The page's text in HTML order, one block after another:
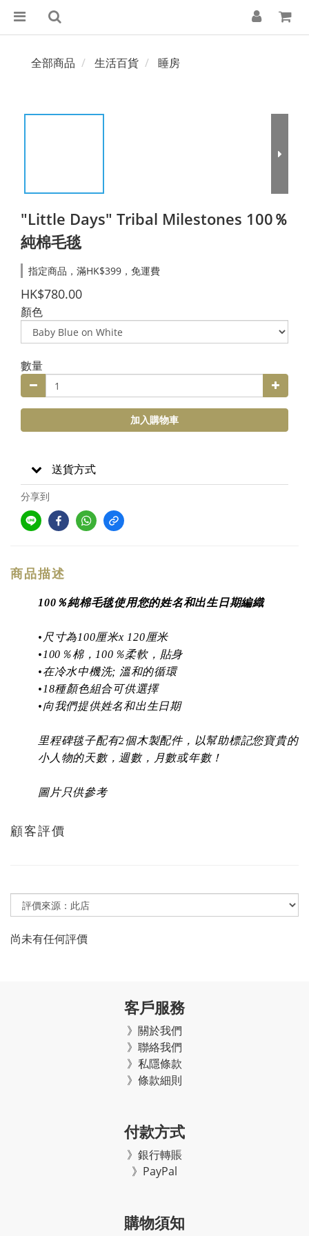
全部商品 生活百貨 睡房
"Little Days" Tribal Milestones 100％
純棉毛毯
指定商品，滿HK$399，免運費
HK$780.00
顏色
數量
加入購物車
送貨方式
分享到
商品描述
100％純棉毛毯使用您的姓名和出生日期編織
•尺寸為100厘米x 120厘米
•100％棉，100％柔軟，貼身
•在冷水中機洗; 溫和的循環
•18種顏色組合可供選擇
•向我們提供姓名和出生日期
里程碑毯子配有2個木製配件，以幫助標記您寶貴的
小人物的天數，週數，月數或年數！
圖片只供參考
顧客評價
尚未有任何評價
客戶服務
》關於我們
》聯絡我們
》私隱條款
》條款細則
付款方式
》銀行轉賬
》PayPal
購物須知